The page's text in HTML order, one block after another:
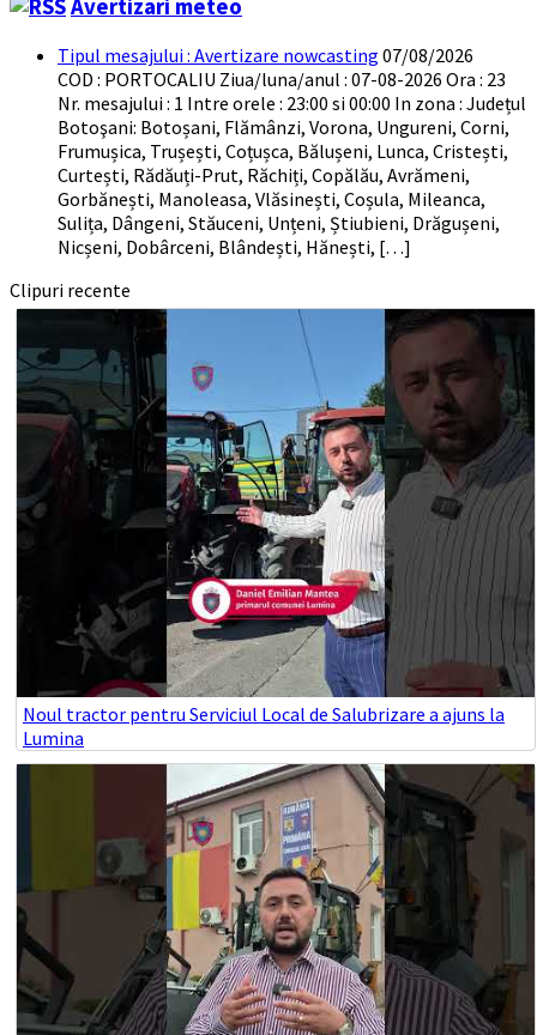
Avertizari meteo
Tipul mesajului : Avertizare nowcasting 07/08/2026
COD : PORTOCALIU Ziua/luna/anul : 07-08-2026 Ora : 23
Nr. mesajului : 1 Intre orele : 23:00 si 00:00 In zona : Județul
Botoşani: Botoșani, Flămânzi, Vorona, Ungureni, Corni,
Frumușica, Trușești, Coțușca, Bălușeni, Lunca, Cristești,
Curtești, Rădăuți-Prut, Răchiți, Copălău, Avrămeni,
Gorbănești, Manoleasa, Vlăsinești, Coșula, Mileanca,
Sulița, Dângeni, Stăuceni, Unțeni, Știubieni, Drăgușeni,
Nicșeni, Dobârceni, Blândești, Hănești, […]
Clipuri recente
Noul tractor pentru Serviciul Local de Salubrizare a ajuns la
Lumina